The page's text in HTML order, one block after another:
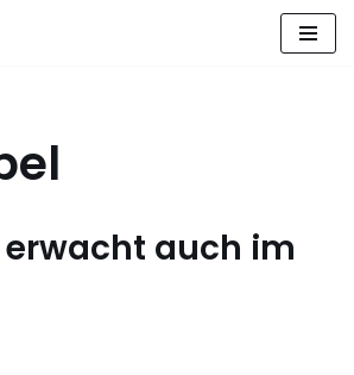
erwacht auch im